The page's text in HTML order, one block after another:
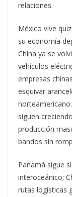
relaciones.
México vive
su economía
China ya se
vehículos
empresas
esquivar
siguen
producción
bandos sin
Panamá sigue
interoceánico;
rutas logísticas